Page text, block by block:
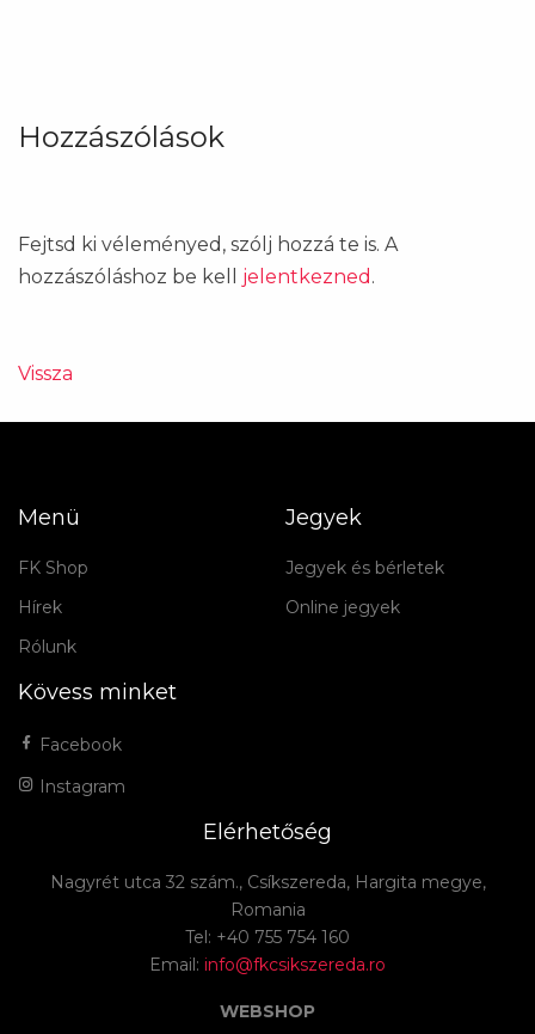
Hozzászólások
Fejtsd ki véleményed, szólj hozzá te is. A
hozzászóláshoz be kell jelentkezned .
Vissza
Menü
FK Shop
Hírek
Rólunk
Jegyek
Jegyek és bérletek
Online jegyek
Kövess minket
Facebook
Instagram
Elérhetőség
Nagyrét utca 32 szám., Csíkszereda, Hargita megye,
Romania
Tel: +40 755 754 160
Email: info@fkcsikszereda.ro
WEBSHOP